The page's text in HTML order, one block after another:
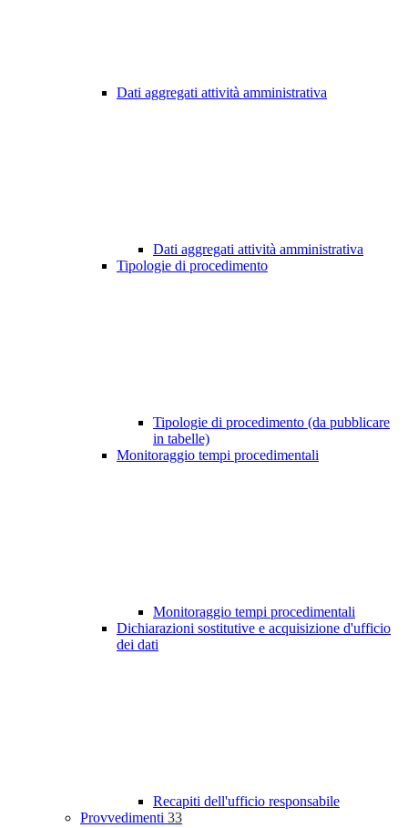
Dati aggregati attività amministrativa
Dati aggregati attività amministrativa
Tipologie di procedimento
Tipologie di procedimento (da pubblicare
in tabelle)
Monitoraggio tempi procedimentali
Monitoraggio tempi procedimentali
Dichiarazioni sostitutive e acquisizione d'ufficio
dei dati
Recapiti dell'ufficio responsabile
Provvedimenti 33